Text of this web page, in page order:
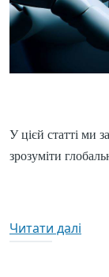
У цієй статті ми
зрозуміти
Читати далі